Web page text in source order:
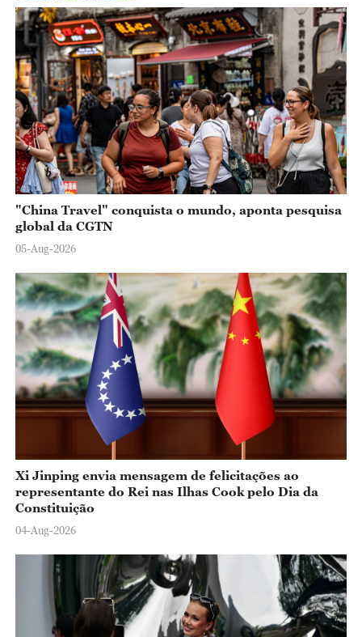
"China Travel" conquista o mundo, aponta pesquisa
global da CGTN
05-Aug-2026
Xi Jinping envia mensagem de felicitações ao
representante do Rei nas Ilhas Cook pelo Dia da
Constituição
04-Aug-2026